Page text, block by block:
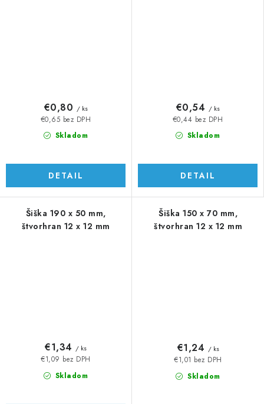
Skladom
€0,65 bez DPH
€0,80 / ks
DETAIL
Skladom
€0,44 bez DPH
€0,54 / ks
DETAIL
Šiška 190 x 50 mm,
štvorhran 12 x 12 mm
Skladom
€1,09 bez DPH
€1,34 / ks
Šiška 150 x 70 mm,
štvorhran 12 x 12 mm
Skladom
€1,01 bez DPH
€1,24 / ks